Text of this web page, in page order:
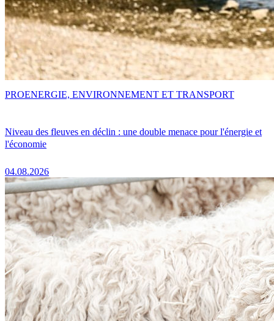
Niveau des fleuves en déclin : une double menace pour l'énergie et
l'économie
04.08.2026
PROENERGIE, ENVIRONNEMENT ET TRANSPORT